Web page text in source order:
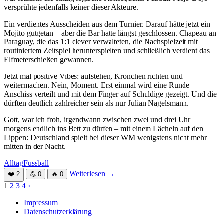
versprühte jedenfalls keiner dieser Akteure.
Ein verdientes Ausscheiden aus dem Turnier. Darauf hätte jetzt ein
Mojito gutgetan – aber die Bar hatte längst geschlossen. Chapeau an
Paraguay, die das 1:1 clever verwalteten, die Nachspielzeit mit
routiniertem Zeitspiel herunterspielten und schließlich verdient das
Elfmeterschießen gewannen.
Jetzt mal positive Vibes: aufstehen, Krönchen richten und
weitermachen. Nein, Moment. Erst einmal wird eine Runde
Anschiss verteilt und mit dem Finger auf Schuldige gezeigt. Und die
dürften deutlich zahlreicher sein als nur Julian Nagelsmann.
Gott, war ich froh, irgendwann zwischen zwei und drei Uhr
morgens endlich ins Bett zu dürfen – mit einem Lächeln auf den
Lippen: Deutschland spielt bei dieser WM wenigstens nicht mehr
mitten in der Nacht.
AlltagFussball
❤️ 2 💪 0 🔥 0 Weiterlesen →
Seitennummerierung
der
Beiträge
1 2 3 4 ›
Impressum
Datenschutzerklärung